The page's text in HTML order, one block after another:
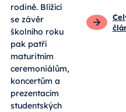
rodině. Blížící
se závěr
školního roku
pak patří
maturitním
ceremoniálům,
koncertům a
prezentacím
studentských